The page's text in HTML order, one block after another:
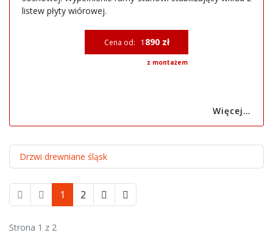
listew płyty wiórowej.
Cena od: 1 890 zł
z montażem
Więcej…
Drzwi drewniane śląsk
1 2
Strona 1 z 2